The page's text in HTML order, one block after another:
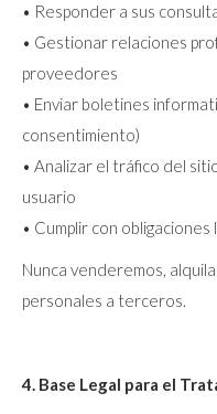
• Responder a sus
• Gestionar relaciones
proveedores
• Enviar boletines
consentimiento)
• Analizar el tráfico del
usuario
• Cumplir con obligaciones
Nunca venderemos,
personales a terceros.
4. Base Legal para el